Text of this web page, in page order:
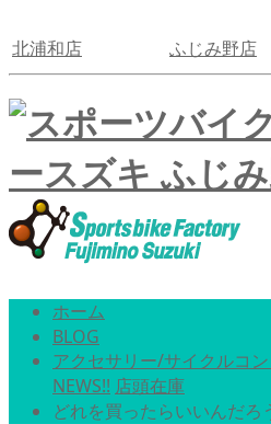
北浦和店 ふじみ野店
ホーム
BLOG
アクセサリー/サイクルコ
NEWS!! 店頭在庫
どれを買ったらいいんだ